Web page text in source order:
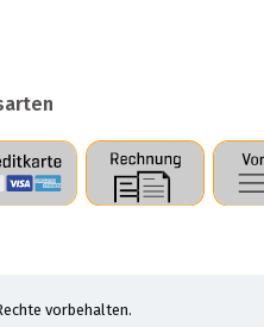
vorbehalten.